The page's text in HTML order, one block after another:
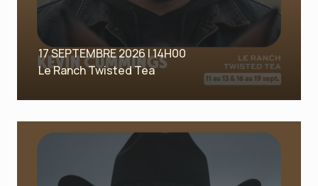
17 SEPTEMBRE 2026 | 14H00
Le Ranch Twisted Tea